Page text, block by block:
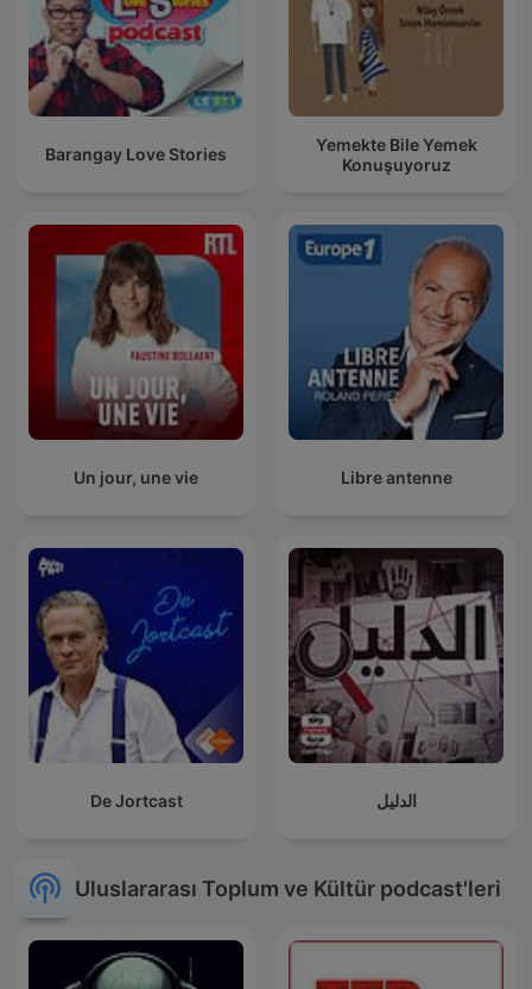
Barangay Love Stories
Yemekte Bile Yemek
Konuşuyoruz
Un jour, une vie Libre antenne
De Jortcast الدليل
Uluslararası Toplum ve Kültür podcast'leri